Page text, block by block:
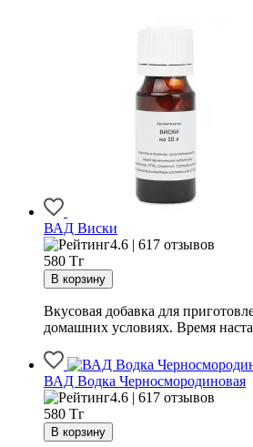
ВАД Виски
4.6 | 617 отзывов
580 Тг
Вкусовая добавка для
домашних условиях. Время
ВАД Водка Черносмородиновая
4.6 | 617 отзывов
580 Тг